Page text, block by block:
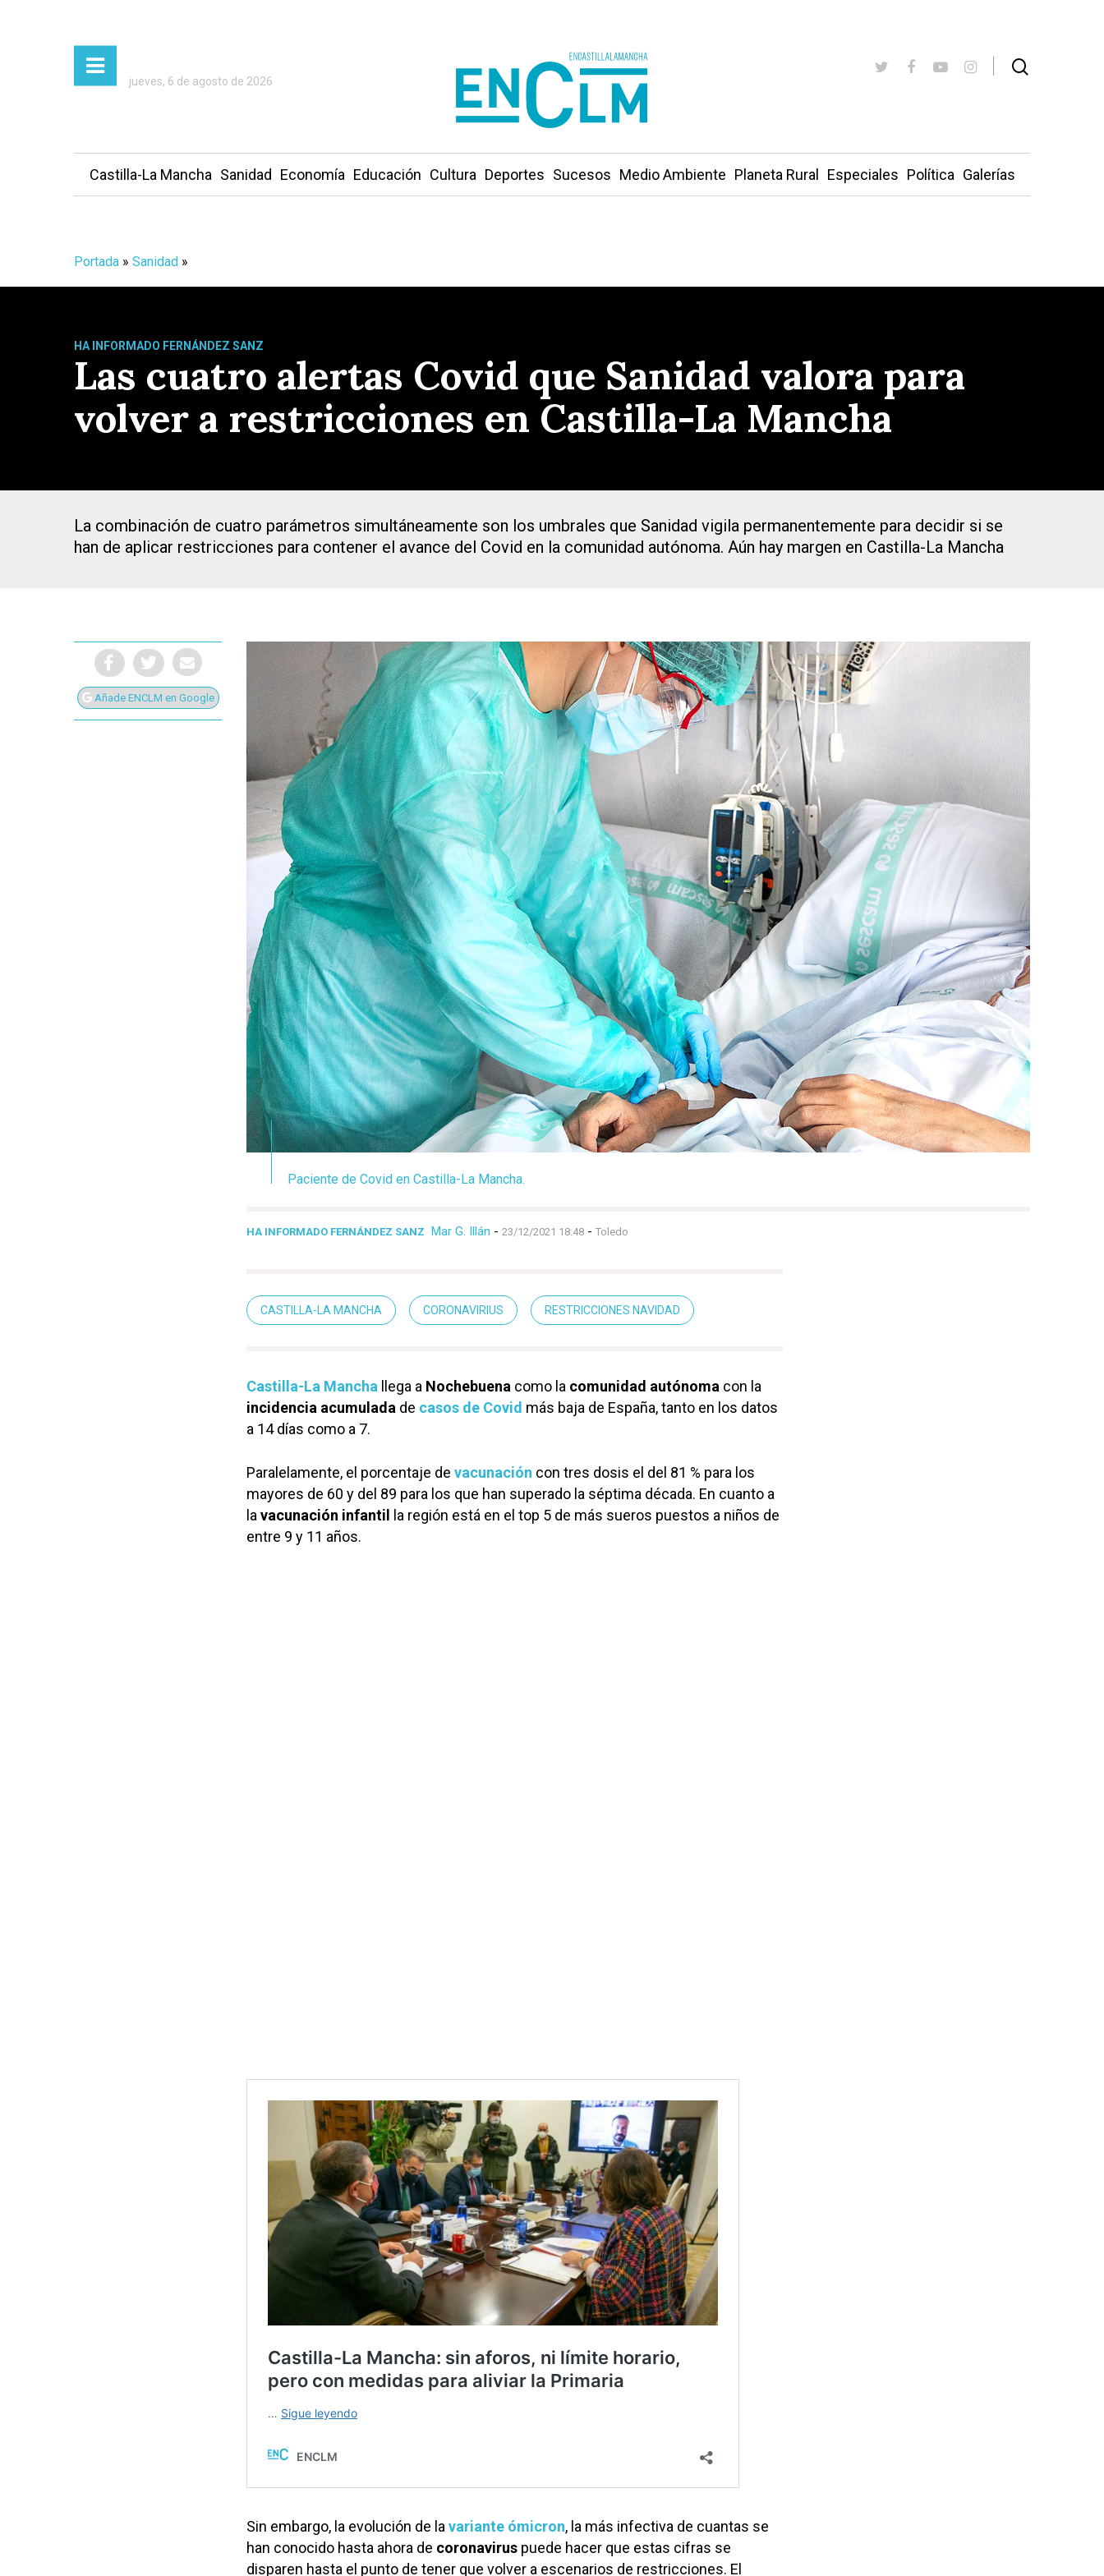
Presiona Intro para buscar o ESC para cerrar
jueves, 6 de agosto de 2026
Castilla-La Mancha Sanidad Economía Educación Cultura Deportes Sucesos Medio Ambiente Planeta Rural Especiales Política Galerías
Portada » Sanidad »
HA INFORMADO FERNÁNDEZ SANZ
Las cuatro alertas Covid que Sanidad valora para
volver a restricciones en Castilla-La Mancha
La combinación de cuatro parámetros simultáneamente son los umbrales que Sanidad vigila permanentemente para decidir si se
han de aplicar restricciones para contener el avance del Covid en la comunidad autónoma. Aún hay margen en Castilla-La Mancha
Añade ENCLM en Google
Paciente de Covid en Castilla-La Mancha.
HA INFORMADO FERNÁNDEZ SANZ Mar G. Illán - 23/12/2021 18:48 - Toledo
CASTILLA-LA MANCHA CORONAVIRIUS RESTRICCIONES NAVIDAD
Castilla-La Mancha llega a Nochebuena como la comunidad autónoma con la
incidencia acumulada de casos de Covid más baja de España, tanto en los datos
a 14 días como a 7.
Paralelamente, el porcentaje de vacunación con tres dosis el del 81 % para los
mayores de 60 y del 89 para los que han superado la séptima década. En cuanto a
la vacunación infantil la región está en el top 5 de más sueros puestos a niños de
entre 9 y 11 años.
Sin embargo, la evolución de la variante ómicron, la más infectiva de cuantas se
han conocido hasta ahora de coronavirus puede hacer que estas cifras se
disparen hasta el punto de tener que volver a escenarios de restricciones. El